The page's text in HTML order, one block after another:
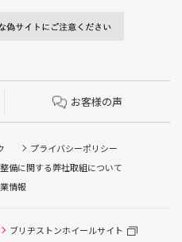
お客様の声
プライバシーポリシー
備に関する弊社取組について
情報
ブリヂストンホイールサイト